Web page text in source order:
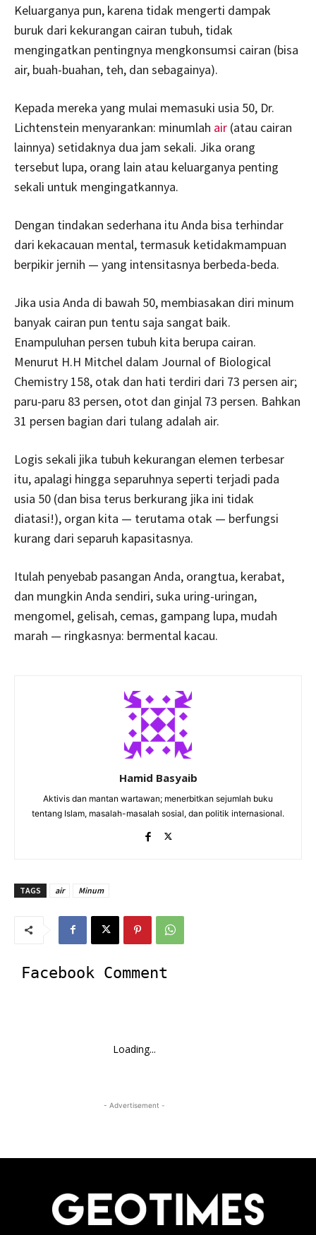
Keluarganya pun, karena tidak mengerti dampak
buruk dari kekurangan cairan tubuh, tidak
mengingatkan pentingnya mengkonsumsi cairan (bisa
air, buah-buahan, teh, dan sebagainya).
Kepada mereka yang mulai memasuki usia 50, Dr.
Lichtenstein menyarankan: minumlah air (atau cairan
lainnya) setidaknya dua jam sekali. Jika orang
tersebut lupa, orang lain atau keluarganya penting
sekali untuk mengingatkannya.
Dengan tindakan sederhana itu Anda bisa terhindar
dari kekacauan mental, termasuk ketidakmampuan
berpikir jernih — yang intensitasnya berbeda-beda.
Jika usia Anda di bawah 50, membiasakan diri minum
banyak cairan pun tentu saja sangat baik.
Enampuluhan persen tubuh kita berupa cairan.
Menurut H.H Mitchel dalam Journal of Biological
Chemistry 158, otak dan hati terdiri dari 73 persen air;
paru-paru 83 persen, otot dan ginjal 73 persen. Bahkan
31 persen bagian dari tulang adalah air.
Logis sekali jika tubuh kekurangan elemen terbesar
itu, apalagi hingga separuhnya seperti terjadi pada
usia 50 (dan bisa terus berkurang jika ini tidak
diatasi!), organ kita — terutama otak — berfungsi
kurang dari separuh kapasitasnya.
Itulah penyebab pasangan Anda, orangtua, kerabat,
dan mungkin Anda sendiri, suka uring-uringan,
mengomel, gelisah, cemas, gampang lupa, mudah
marah — ringkasnya: bermental kacau.
Hamid Basyaib
Aktivis dan mantan wartawan; menerbitkan sejumlah buku
tentang Islam, masalah-masalah sosial, dan politik internasional.
TAGS air Minum
Facebook Comment
Loading...
- Advertisement -